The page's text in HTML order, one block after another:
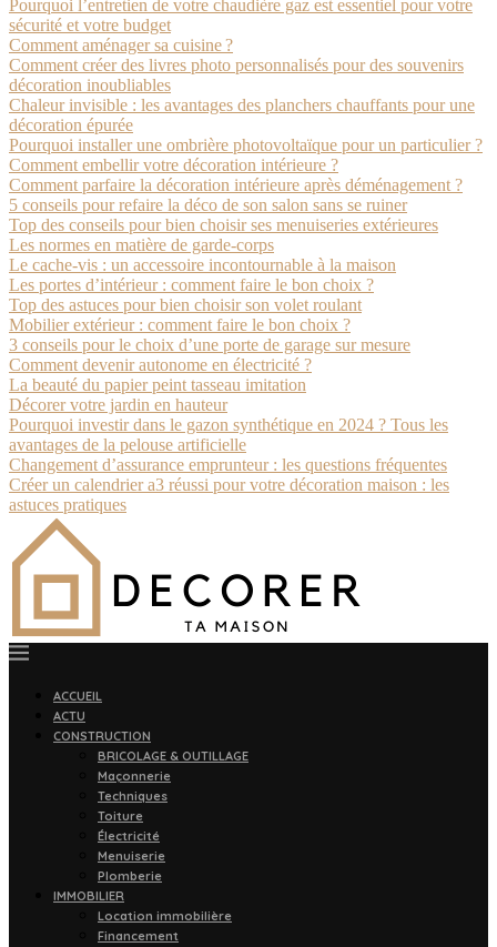
Pourquoi l’entretien de votre chaudière gaz est essentiel pour votre
sécurité et votre budget
Comment aménager sa cuisine ?
Comment créer des livres photo personnalisés pour des souvenirs
décoration inoubliables
Chaleur invisible : les avantages des planchers chauffants pour une
décoration épurée
Pourquoi installer une ombrière photovoltaïque pour un particulier ?
Comment embellir votre décoration intérieure ?
Comment parfaire la décoration intérieure après déménagement ?
5 conseils pour refaire la déco de son salon sans se ruiner
Top des conseils pour bien choisir ses menuiseries extérieures
Les normes en matière de garde-corps
Le cache-vis : un accessoire incontournable à la maison
Les portes d’intérieur : comment faire le bon choix ?
Top des astuces pour bien choisir son volet roulant
Mobilier extérieur : comment faire le bon choix ?
3 conseils pour le choix d’une porte de garage sur mesure
Comment devenir autonome en électricité ?
La beauté du papier peint tasseau imitation
Décorer votre jardin en hauteur
Pourquoi investir dans le gazon synthétique en 2024 ? Tous les
avantages de la pelouse artificielle
Changement d’assurance emprunteur : les questions fréquentes
Créer un calendrier a3 réussi pour votre décoration maison : les
astuces pratiques
ACCUEIL
ACTU
CONSTRUCTION
BRICOLAGE & OUTILLAGE
Maçonnerie
Techniques
Toiture
Électricité
Menuiserie
Plomberie
IMMOBILIER
Location immobilière
Financement